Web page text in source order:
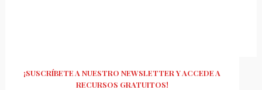
¡SUSCRÍBETE A NUESTRO NEWSLETTER Y ACCEDE A
RECURSOS GRATUITOS!